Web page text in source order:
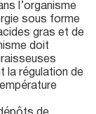
l’organisme
sous forme
gras et de
doit
la régulation de